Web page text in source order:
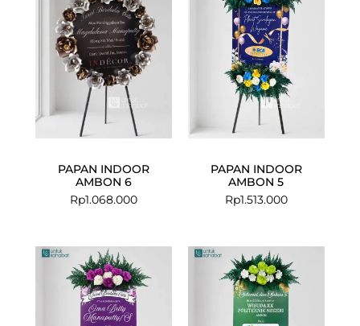
PAPAN INDOOR
AMBON 6
Rp1.068.000
PAPAN INDOOR
AMBON 5
Rp1.513.000